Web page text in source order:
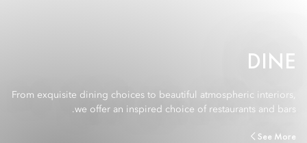
DINE
From exquisite dining choices to beautiful atmospheric interiors,
we offer an inspired choice of restaurants and bars.
See More